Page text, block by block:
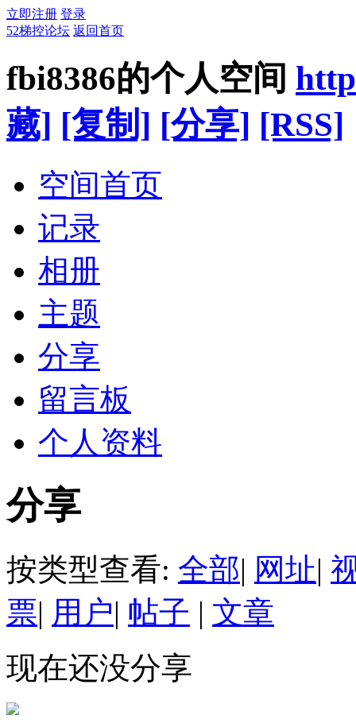
立即注册 登录
52梯控论坛 返回首页
fbi8386的个人空间
藏] [复制] [分享] [RSS]
空间首页
记录
相册
主题
分享
留言板
个人资料
分享
按类型查看: 全部| 网址|
票| 用户| 帖子 | 文章
现在还没分享